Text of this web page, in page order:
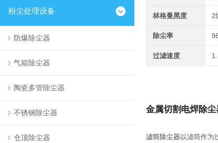
粉尘处理设备
防爆除尘器
气箱除尘器
陶瓷多管除尘器
不锈钢除尘器
仓顶除尘器
林格曼黑度 2
除尘率
过滤速度
金属切割电焊除尘
滤筒除尘器 以滤筒作为